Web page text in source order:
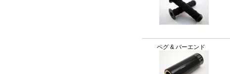
ペグ & バーエンド